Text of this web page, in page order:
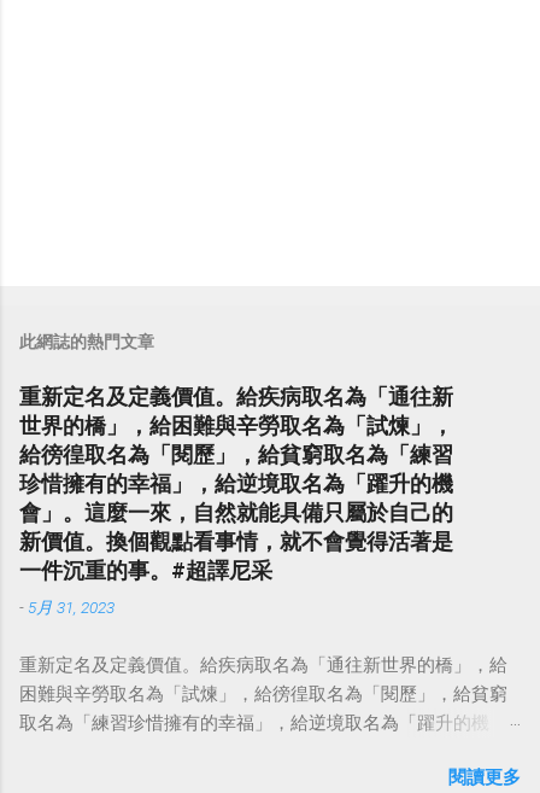
此網誌的熱門文章
重新定名及定義價值。給疾病取名為「通往新
世界的橋」，給困難與辛勞取名為「試煉」，
給徬徨取名為「閱歷」，給貧窮取名為「練習
珍惜擁有的幸福」，給逆境取名為「躍升的機
會」。這麼一來，自然就能具備只屬於自己的
新價值。換個觀點看事情，就不會覺得活著是
一件沉重的事。#超譯尼采
- 5月 31, 2023
重新定名及定義價值。給疾病取名為「通往新世界的橋」，給
困難與辛勞取名為「試煉」，給徬徨取名為「閱歷」，給貧窮
取名為「練習珍惜擁有的幸福」，給逆境取名為「躍升的機
點看事情，就不會覺得活著是一件沉重的事。#超譯尼采 — 中
閱讀更多